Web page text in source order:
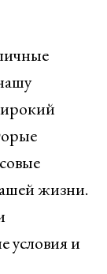
жизни.
условия и